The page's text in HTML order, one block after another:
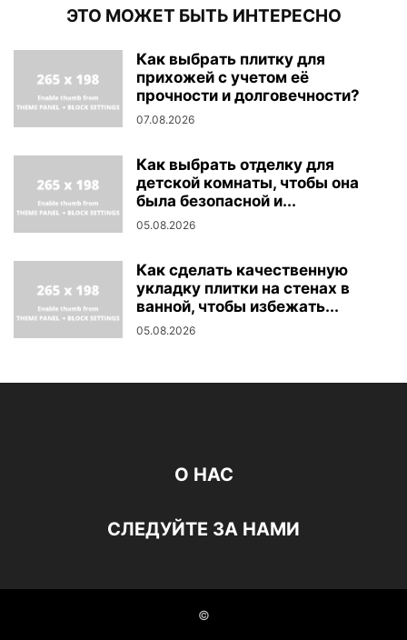
ЭТО МОЖЕТ БЫТЬ ИНТЕРЕСНО
Как выбрать плитку для
прихожей с учетом её
прочности и долговечности?
07.08.2026
Как выбрать отделку для
детской комнаты, чтобы она
была безопасной и...
05.08.2026
Как сделать качественную
укладку плитки на стенах в
ванной, чтобы избежать...
05.08.2026
О НАС
СЛЕДУЙТЕ ЗА НАМИ
©